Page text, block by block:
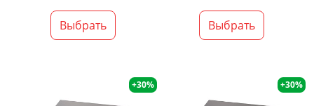
Выбрать Выбрать
+30% +30%